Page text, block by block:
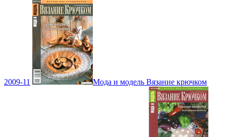
2009-11 Мода и модель Вязание крючком